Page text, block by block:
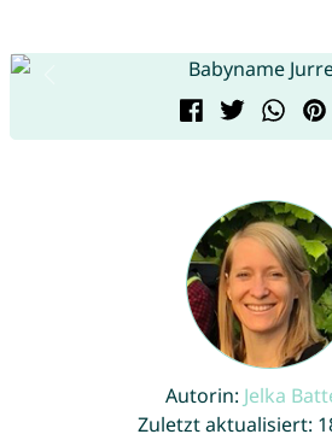
Autorin: Jelka
Zuletzt aktualisiert: